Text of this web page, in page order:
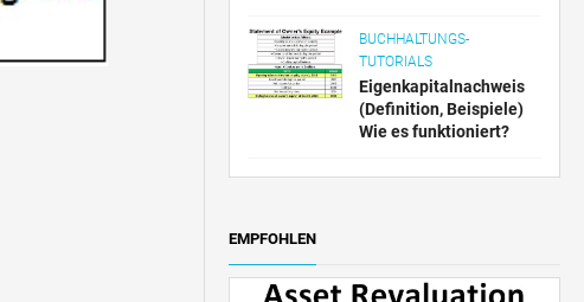
BUCHHALTUNGS-
TUTORIALS
Eigenkapitalnachweis
(Definition, Beispiele)
Wie es funktioniert?
EMPFOHLEN